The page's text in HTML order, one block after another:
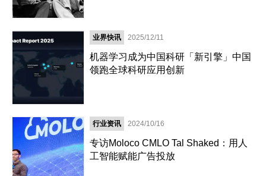
业界快讯 2025/12/11
机器学习成为中国科研「新引擎」中国
领跑全球科研应用创新
行业资讯 2024/10/16
专访Moloco CMLO Tal Shaked：用人
工智能赋能广告投放